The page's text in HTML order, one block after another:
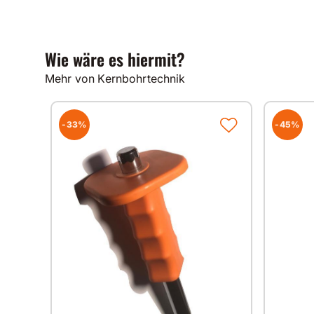
Wie wäre es hiermit?
Mehr von Kernbohrtechnik
-33% -45%